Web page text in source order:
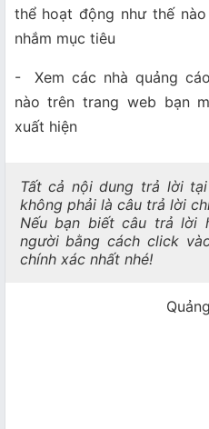
thể hoạt động như thế
nhắm mục tiêu
- Xem các nhà quảng
nào trên trang web bạn
xuất hiện
Tất cả nội dung trả lời
không phải là câu trả lời
Nếu bạn biết câu trả lời
người bằng cách click
chính xác nhất nhé!